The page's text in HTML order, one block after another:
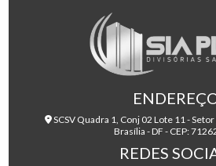
SCSV Quadra 1, Conj 02 Lote 11 -
Brasília - DF - CEP:
REDES